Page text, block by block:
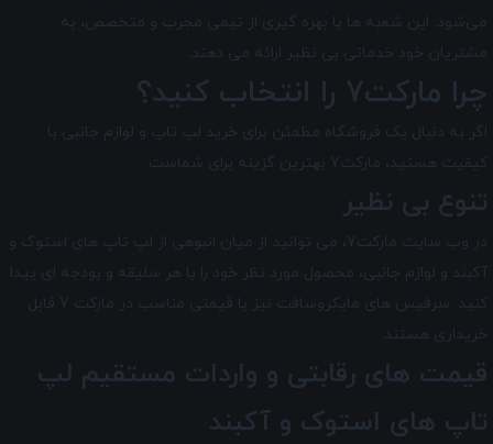
می‌شود. این شعبه ها با بهره گیری از تیمی مجرب و متخصص، به
مشتریان خود خدماتی بی نظیر ارائه می دهند.
چرا مارکت7 را انتخاب کنید؟
اگر به دنبال یک فروشگاه مطمئن برای خرید لپ تاپ و لوازم جانبی با
کیفیت هستید، مارکت7 بهترین گزینه برای شماست.
تنوع بی نظیر
در وب سایت مارکت7، می توانید از میان انبوهی از لپ تاپ های استوک و
آکبند و لوازم جانبی، محصول مورد نظر خود را با هر سلیقه و بودجه ای پیدا
کنید. سرفیس های مایکروسافت نیز با قیمتی مناسب در مارکت 7 قابل
خریداری هستند.
قیمت های رقابتی و واردات مستقیم لپ
تاپ های استوک و آکبند